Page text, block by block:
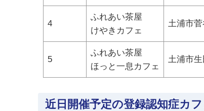
4
ふれあい茶屋
けやきカフェ
土浦市
5
ふれあい茶屋
ほっと一息カフェ
土浦市
近日開催予定の登録認知症カフ